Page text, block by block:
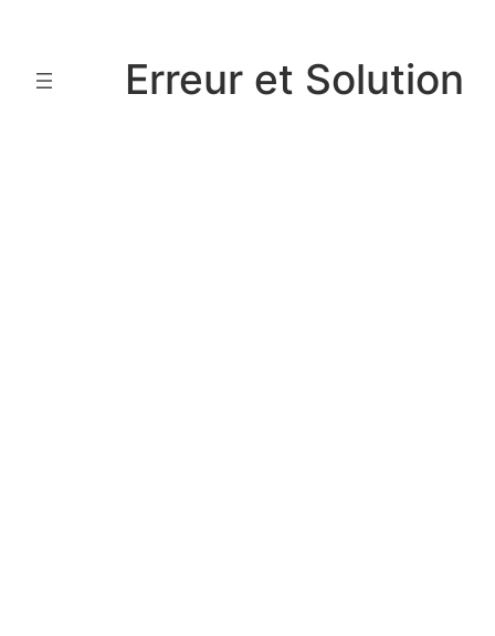
contenu
Erreur et Solution